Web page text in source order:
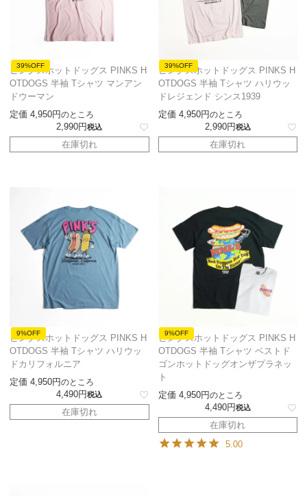
39%OFF
ピンクスホットドッグス PINKS H
OTDOGS 半袖 Tシャツ マンアン
ドウーマン
定価 4,950 のところ
2,990 税込
在庫切れ
39%OFF
ピンクスホットドッグス PINKS H
OTDOGS 半袖 Tシャツ ハリウッ
ドレジェンド シンス1939
定価 4,950 のところ
2,990 税込
在庫切れ
9%OFF
ピンクスホットドッグス PINKS H
OTDOGS 半袖 Tシャツ ハリウッ
ドカリフォルニア
定価 4,950 のところ
4,490 税込
在庫切れ
9%OFF
ピンクスホットドッグス PINKS H
OTDOGS 半袖 Tシャツ ベストド
ゴンホットドッグオンザプラネッ
ト
定価 4,950 のところ
4,490 税込
在庫切れ
5.00